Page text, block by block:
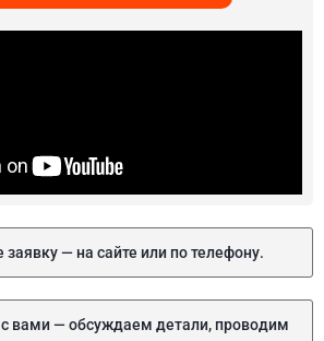
заявку — на сайте или по телефону.
вами — обсуждаем детали, проводим